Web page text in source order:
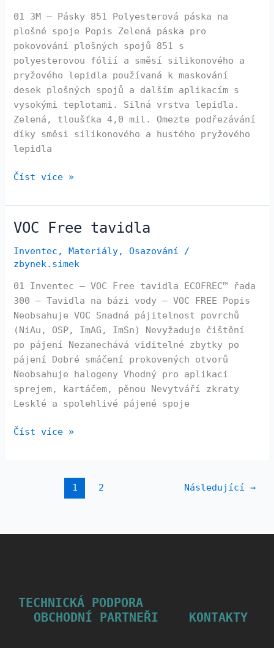
01 3M – Pásky 851 Polyesterová páska na
plošné spoje Popis Zelená páska pro
pokovování plošných spojů 851 s
polyesterovou fólií a směsí silikonového a
pryžového lepidla používaná k maskování
desek plošných spojů a dalším aplikacím s
vysokými teplotami. Silná vrstva lepidla.
Zelená, tloušťka 4,0 mil. Omezte podřezávání
díky směsi silikonového a hustého pryžového
lepidla
Číst více »
VOC Free tavidla
Inventec ,Materiály,Osazování
/
zbynek.simek
01 Inventec – VOC Free tavidla ECOFREC™ řada
300 – Tavidla na bázi vody – VOC FREE Popis
Neobsahuje VOC Snadná pájitelnost povrchů
(NiAu, OSP, ImAG, ImSn) Nevyžaduje čištění
po pájení Nezanechává viditelné zbytky po
pájení Dobré smáčení prokovených otvorů
Neobsahuje halogeny Vhodný pro aplikaci
sprejem, kartáčem, pěnou Nevytváří zkraty
Lesklé a spolehlivé pájené spoje
VOC
tavidla
Číst více »
1 2 Následující→
TECHNICKÁ PODPORA
OBCHODNÍ PARTNEŘI
KONTAKTY